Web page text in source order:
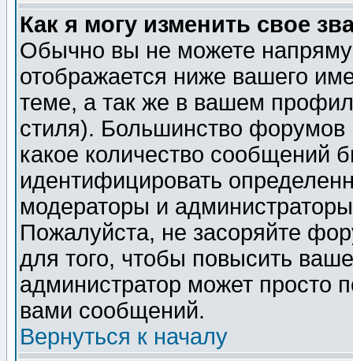
Как я могу изменить свое
Обычно вы не можете
отображается ниже вашего
теме, а так же в вашем
стиля). Большинство форумов
какое количество сообщений
идентифицировать
модераторы и
Пожалуйста, не засоряйте
для того, чтобы повысить
администратор может просто
вами сообщений.
Вернуться к началу